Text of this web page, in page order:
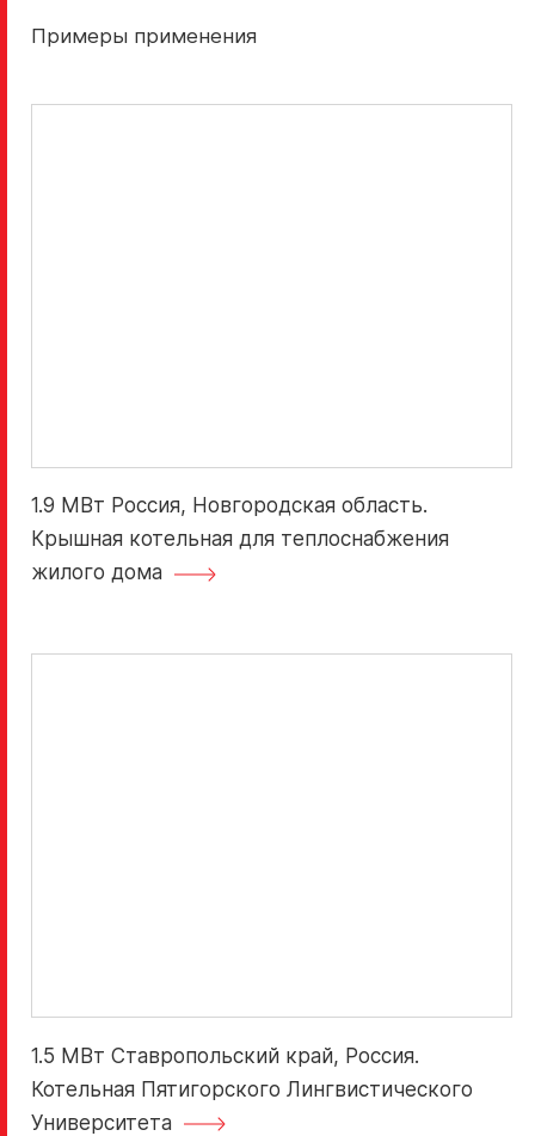
Примеры применения
1.9 МВт Россия, Новгородская область.
Крышная котельная для теплоснабжения
жилого дома
1.5 МВт Ставропольский край, Россия.
Котельная Пятигорского Лингвистического
Университета